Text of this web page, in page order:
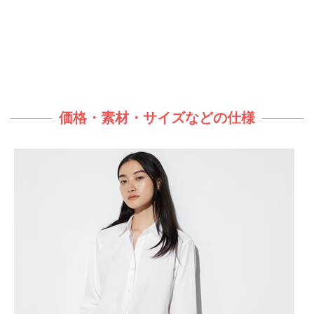
価格・素材・サイズなどの仕様